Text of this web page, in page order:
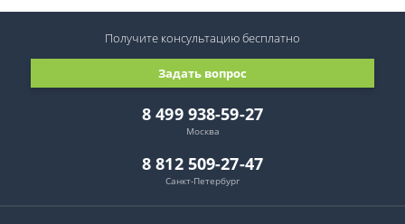
8 499 938-59-27
Москва
8 812 509-27-47
Санкт-Петербург
Задать вопрос
Получите консультациюбесплатно